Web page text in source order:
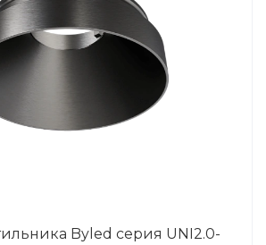
Byled серия UNI2.0-